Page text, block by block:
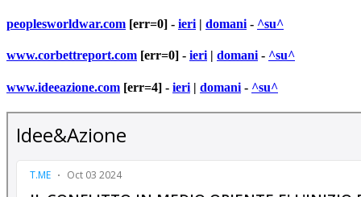
peoplesworldwar.com [err=0] - ieri | domani - ^su^
www.corbettreport.com [err=0] - ieri| domani- ^su^
www.ideeazione.com [err=4] - ieri | domani - ^su^